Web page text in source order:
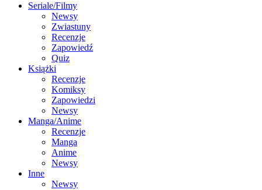
Seriale/Filmy
Newsy
Zwiastuny
Recenzje
Zapowiedź
Quiz
Książki
Recenzje
Komiksy
Zapowiedzi
Newsy
Manga/Anime
Recenzje
Manga
Anime
Newsy
Inne
Newsy